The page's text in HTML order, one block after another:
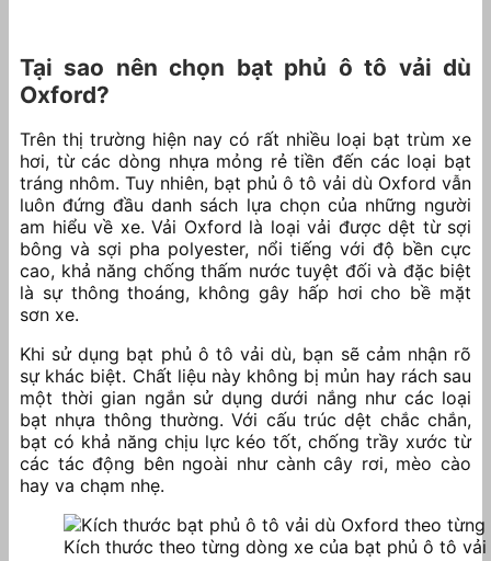
Tại sao nên chọn bạt phủ ô tô vải dù
Oxford?
Trên thị trường hiện nay có rất nhiều loại bạt trùm xe
hơi, từ các dòng nhựa mỏng rẻ tiền đến các loại bạt
tráng nhôm. Tuy nhiên, bạt phủ ô tô vải dù Oxford vẫn
luôn đứng đầu danh sách lựa chọn của những người
am hiểu về xe. Vải Oxford là loại vải được dệt từ sợi
bông và sợi pha polyester, nổi tiếng với độ bền cực
cao, khả năng chống thấm nước tuyệt đối và đặc biệt
là sự thông thoáng, không gây hấp hơi cho bề mặt
sơn xe.
Khi sử dụng bạt phủ ô tô vải dù, bạn sẽ cảm nhận rõ
sự khác biệt. Chất liệu này không bị mủn hay rách sau
một thời gian ngắn sử dụng dưới nắng như các loại
bạt nhựa thông thường. Với cấu trúc dệt chắc chắn,
bạt có khả năng chịu lực kéo tốt, chống trầy xước từ
các tác động bên ngoài như cành cây rơi, mèo cào
hay va chạm nhẹ.
Kích thước theo từng dòng xe của bạt phủ ô tô